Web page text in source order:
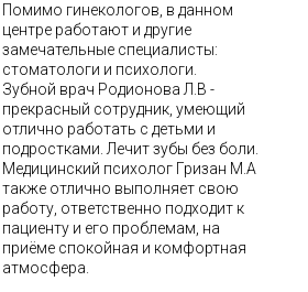
Помимо гинекологов, в данном
центре работают и другие
замечательные специалисты:
стоматологи и психологи.
Зубной врач Родионова Л.В -
прекрасный сотрудник, умеющий
отлично работать с детьми и
подростками. Лечит зубы без боли.
Медицинский психолог Гризан М.А
также отлично выполняет свою
работу, ответственно подходит к
пациенту и его проблемам, на
приёме спокойная и комфортная
атмосфера.